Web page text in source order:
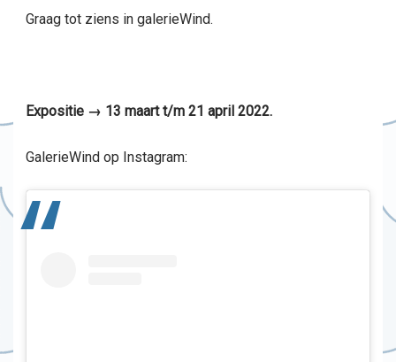
Graag tot ziens in galerieWind.
Expositie → 13 maart t/m 21 april 2022.
GalerieWind op Instagram: